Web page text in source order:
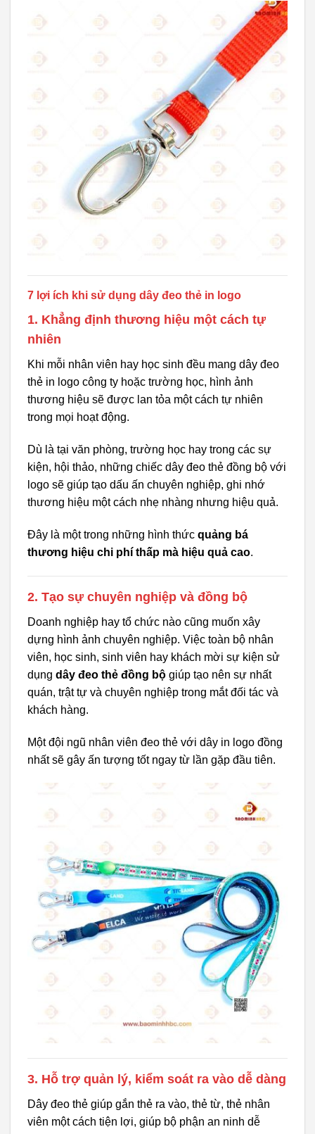
7 lợi ích khi sử dụng dây đeo thẻ in logo
1. Khẳng định thương hiệu một cách tự
nhiên
Khi mỗi nhân viên hay học sinh đều mang dây đeo
thẻ in logo công ty hoặc trường học, hình ảnh
thương hiệu sẽ được lan tỏa một cách tự nhiên
trong mọi hoạt động.
Dù là tại văn phòng, trường học hay trong các sự
kiện, hội thảo, những chiếc dây đeo thẻ đồng bộ với
logo sẽ giúp tạo dấu ấn chuyên nghiệp, ghi nhớ
thương hiệu một cách nhẹ nhàng nhưng hiệu quả.
Đây là một trong những hình thức quảng bá
thương hiệu chi phí thấp mà hiệu quả cao.
2. Tạo sự chuyên nghiệp và đồng bộ
Doanh nghiệp hay tổ chức nào cũng muốn xây
dựng hình ảnh chuyên nghiệp. Việc toàn bộ nhân
viên, học sinh, sinh viên hay khách mời sự kiện sử
dụng dây đeo thẻ đồng bộ giúp tạo nên sự nhất
quán, trật tự và chuyên nghiệp trong mắt đối tác và
khách hàng.
Một đội ngũ nhân viên đeo thẻ với dây in logo đồng
nhất sẽ gây ấn tượng tốt ngay từ lần gặp đầu tiên.
3. Hỗ trợ quản lý, kiểm soát ra vào dễ dàng
Dây đeo thẻ giúp gắn thẻ ra vào, thẻ từ, thẻ nhân
viên một cách tiện lợi, giúp bộ phận an ninh dễ